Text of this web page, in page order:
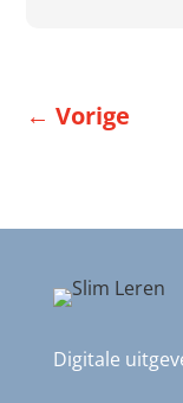
←Vorige
Digitale